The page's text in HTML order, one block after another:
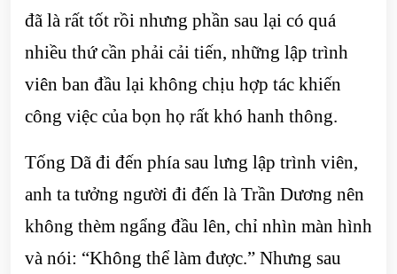
đã là rất tốt rồi nhưng phần sau lại có quá
nhiều thứ cần phải cải tiến, những lập trình
viên ban đầu lại không chịu hợp tác khiến
công việc của bọn họ rất khó hanh thông.
Tống Dã đi đến phía sau lưng lập trình viên,
anh ta tưởng người đi đến là Trần Dương nên
không thèm ngẩng đầu lên, chỉ nhìn màn hình
và nói: “Không thể làm được.” Nhưng sau